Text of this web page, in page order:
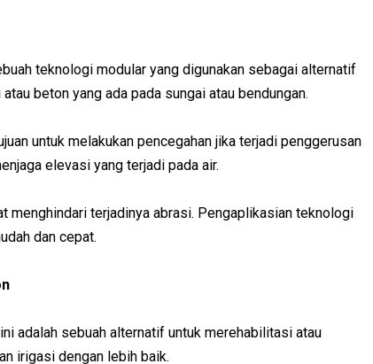
teknologi modular yang digunakan sebagai alternatif
beton yang ada pada sungai atau bendungan.
untuk melakukan pencegahan jika terjadi penggerusan
elevasi yang terjadi pada air.
menghindari terjadinya abrasi. Pengaplikasian teknologi
dan cepat.
adalah sebuah alternatif untuk merehabilitasi atau
irigasi dengan lebih baik.